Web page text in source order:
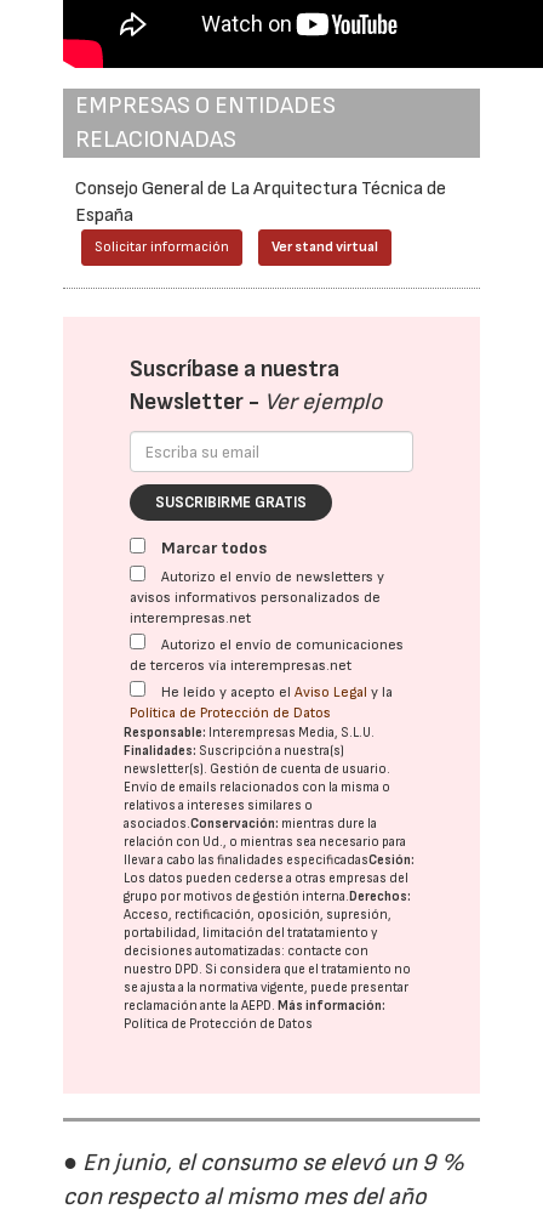
EMPRESAS O ENTIDADES
RELACIONADAS
Consejo General de La Arquitectura Técnica de
España
Solicitar información Ver stand virtual
Suscríbase a nuestra
Newsletter - Ver ejemplo
SUSCRIBIRME GRATIS
Marcar todos
Autorizo el envío de newsletters y
avisos informativos personalizados de
interempresas.net
Autorizo el envío de comunicaciones
de terceros vía interempresas.net
He leído y acepto elAviso Legal y la
Política de Protección de Datos
Responsable: Interempresas Media, S.L.U.
Finalidades: Suscripción a nuestra(s)
newsletter(s). Gestión de cuenta de usuario.
Envío de emails relacionados con la misma o
relativos a intereses similares o
asociados.Conservación: mientras dure la
relación con Ud., o mientras sea necesario para
llevar a cabo las finalidades especificadasCesión:
Los datos pueden cederse a otras empresas del
grupo por motivos de gestión interna. Derechos:
Acceso, rectificación, oposición, supresión,
portabilidad, limitación del tratatamiento y
decisiones automatizadas: contacte con
nuestro DPD. Si considera que el tratamiento no
se ajusta a la normativa vigente, puede presentar
reclamación ante laAEPD. Más información:
Política de Protección de Datos
● En junio, el consumo se elevó un 9 %
con respecto al mismo mes del año